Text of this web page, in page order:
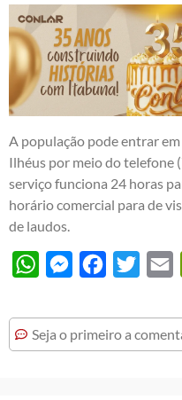
A população pode entrar
Ilhéus por meio do telefone
serviço funciona 24 horas
horário comercial para de
de laudos.
WhatsAppMessengerFacebook
Twitter
Seja o primeiro a